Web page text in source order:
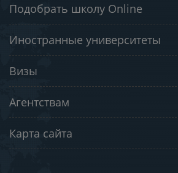
Подобрать школу Online
Иностранные университеты
Визы
Агентствам
Карта сайта